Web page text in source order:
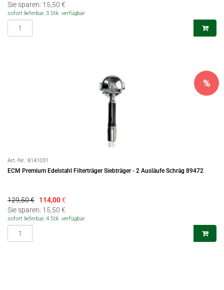
Sie sparen: 15,50 €
sofort lieferbar, 3 Stk. verfügbar
Art.-Nr.: 8141031
ECM Premium Edelstahl Filterträger Siebträger - 2 Ausläufe Schräg 89472
%
129,50 € 114,00€
Sie sparen: 15,50 €
sofort lieferbar, 4 Stk. verfügbar